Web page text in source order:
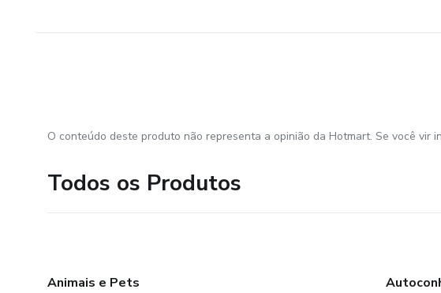
O conteúdo deste produto não representa a opinião da Hotmart. Se você vir
Todos os Produtos
Animais e Pets